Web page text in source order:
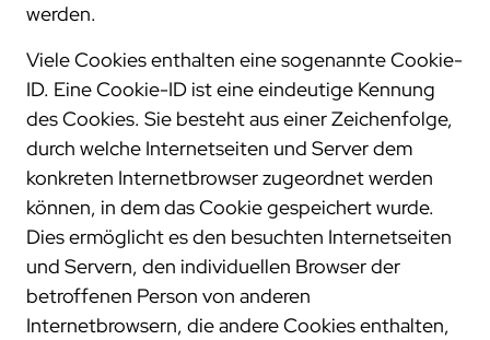
werden.
Viele Cookies enthalten eine sogenannte Cookie-
ID. Eine Cookie-ID ist eine eindeutige Kennung
des Cookies. Sie besteht aus einer Zeichenfolge,
durch welche Internetseiten und Server dem
konkreten Internetbrowser zugeordnet werden
können, in dem das Cookie gespeichert wurde.
Dies ermöglicht es den besuchten Internetseiten
und Servern, den individuellen Browser der
betroffenen Person von anderen
Internetbrowsern, die andere Cookies enthalten,